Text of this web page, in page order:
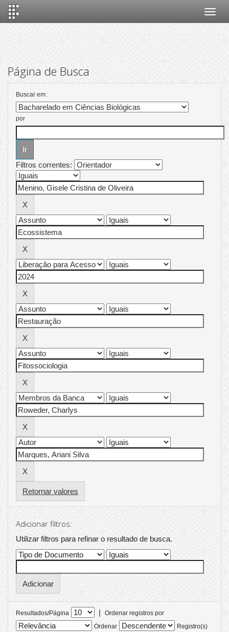
Página de Busca
Buscar em:
por
Filtros correntes:
Retornar valores
Adicionar filtros:
Utilizar filtros para refinar o resultado de busca.
Resultados/Página |
Ordenar registros por
Ordenar
Registro(s)